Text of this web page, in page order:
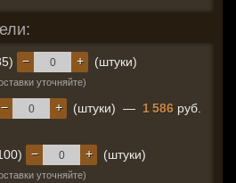
+
−
(штуки)
уточняйте)
+
− (штуки) — 1 586 руб.
+
−
(штуки)
уточняйте)